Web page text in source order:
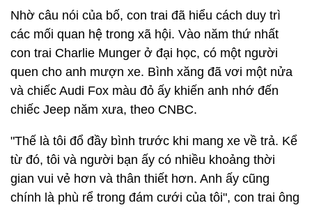
Nhờ câu nói của bố, con trai đã hiểu cách duy trì
các mối quan hệ trong xã hội. Vào năm thứ nhất
con trai Charlie Munger ở đại học, có một người
quen cho anh mượn xe. Bình xăng đã vơi một nửa
và chiếc Audi Fox màu đỏ ấy khiến anh nhớ đến
chiếc Jeep năm xưa, theo CNBC.
"Thế là tôi đổ đầy bình trước khi mang xe về trả. Kể
từ đó, tôi và người bạn ấy có nhiều khoảng thời
gian vui vẻ hơn và thân thiết hơn. Anh ấy cũng
chính là phù rể trong đám cưới của tôi", con trai ông